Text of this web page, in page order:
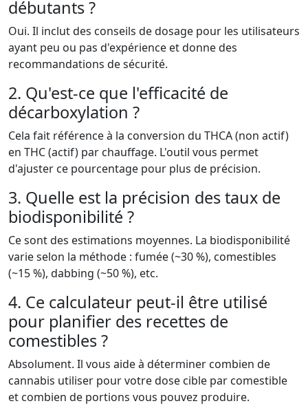
débutants ?
Oui. Il inclut des conseils de dosage pour les utilisateurs
ayant peu ou pas d'expérience et donne des
recommandations de sécurité.
2. Qu'est-ce que l'efficacité de
décarboxylation ?
Cela fait référence à la conversion du THCA (non actif)
en THC (actif) par chauffage. L'outil vous permet
d'ajuster ce pourcentage pour plus de précision.
3. Quelle est la précision des taux de
biodisponibilité ?
Ce sont des estimations moyennes. La biodisponibilité
varie selon la méthode : fumée (~30 %), comestibles
(~15 %), dabbing (~50 %), etc.
4. Ce calculateur peut-il être utilisé
pour planifier des recettes de
comestibles ?
Absolument. Il vous aide à déterminer combien de
cannabis utiliser pour votre dose cible par comestible
et combien de portions vous pouvez produire.